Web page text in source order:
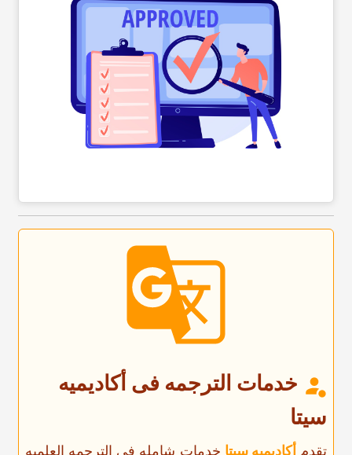
خدمات الترجمه فی أکادیمیه
سیتا
تقدم أکادیمیه سیتا خدمات شامله فی الترجمه العلمیه